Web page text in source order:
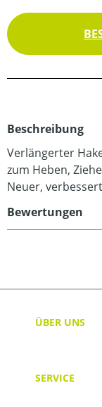
Beschreibung
Verlängerter
zum Heben,
Neuer,
Bewertungen
ÜBER UNS
SERVICE